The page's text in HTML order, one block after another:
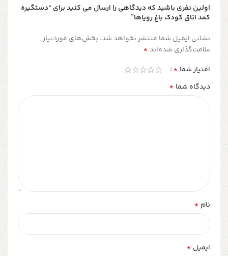
اولین نفری باشید که دیدگاهی را ارسال می کنید برای “دستگیره‌
کمد اتاق کودک باغ رویاها”
نشانی ایمیل شما منتشر نخواهد شد. بخش‌های موردنیاز
علامت‌گذاری شده‌اند*
امتیاز شما *
دیدگاه شما *
نام *
ایمیل *